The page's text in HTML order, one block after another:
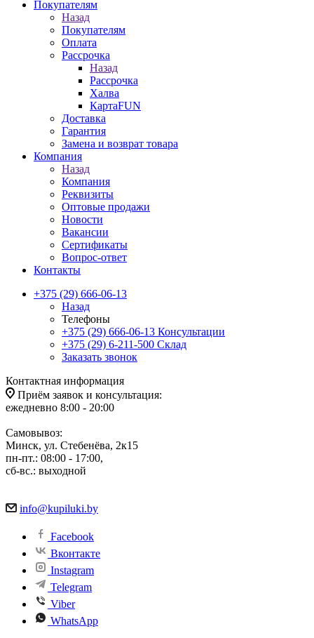
Покупателям
Назад
Покупателям
Оплата
Рассрочка
Назад
Рассрочка
Халва
КартаFUN
Доставка
Гарантия
Замена и возврат товара
Компания
Назад
Компания
Реквизиты
Оптовые продажи
Новости
Вакансии
Сертификаты
Вопрос-ответ
Контакты
+375 (29) 666-06-13
Назад
Телефоны
+375 (29) 666-06-13 Консультации
+375 (29) 6-211-500 Склад
Заказать звонок
Контактная информация
Приём заявок и консультация:
ежедневно 8:00 - 20:00
Самовывоз:
Минск, ул. Стебенёва, 2к15
пн-пт.: 08:00 - 17:00,
сб-вс.: выходной
info@kupiluki.by
Facebook
Вконтакте
Instagram
Telegram
Viber
WhatsApp